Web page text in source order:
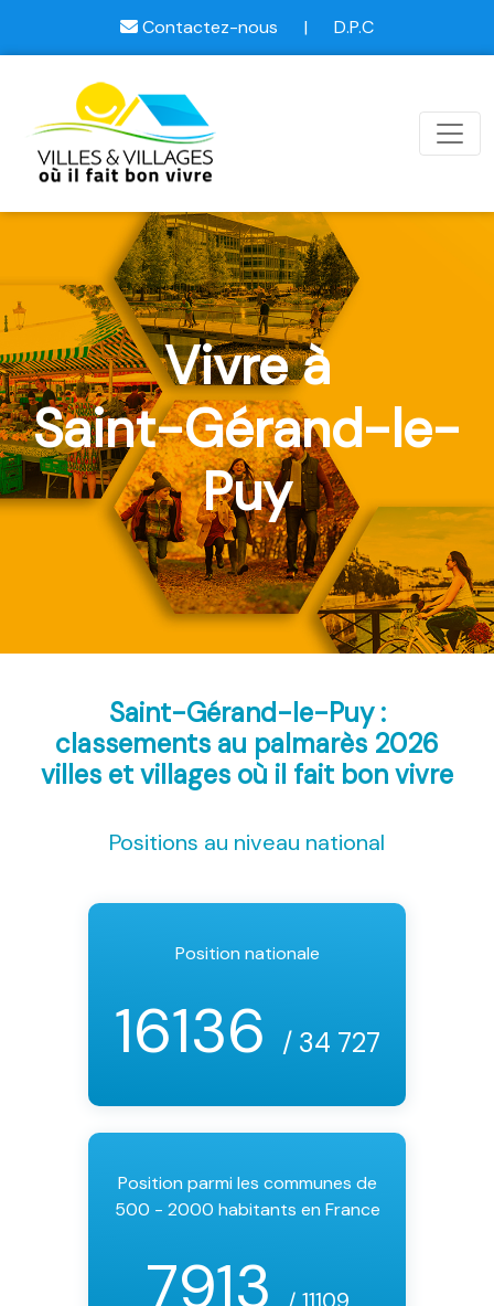
Contactez-nous | D.P.C
Vivre à
Saint-Gérand-le-
Puy
Saint-Gérand-le-Puy :
classements au palmarès 2026
villes et villages où il fait bon vivre
Positions au niveau national
Position nationale
16136 / 34 727
Position parmi les communes de
500 - 2000 habitants en France
7913